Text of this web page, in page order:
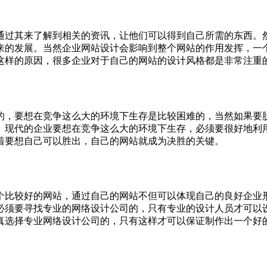
其来了解到相关的资讯，让他们可以得到自己所需的东西
发展。当然企业网站设计会影响到整个网站的作用发挥，
的原因，很多企业对于自己的网站的设计风格都是非常注重
要想在竞争这么大的环境下生存是比较困难的，当然如果
代的企业要想在竞争这么大的环境下生存，必须要很好地
想自己可以胜出，自己的网站就成为决胜的关键。
较好的网站，通过自己的网站不但可以体现自己的良好企
要寻找专业的网络设计公司的，只有专业的设计人员才可
择专业网络设计公司的，只有这样才可以保证制作出一个好